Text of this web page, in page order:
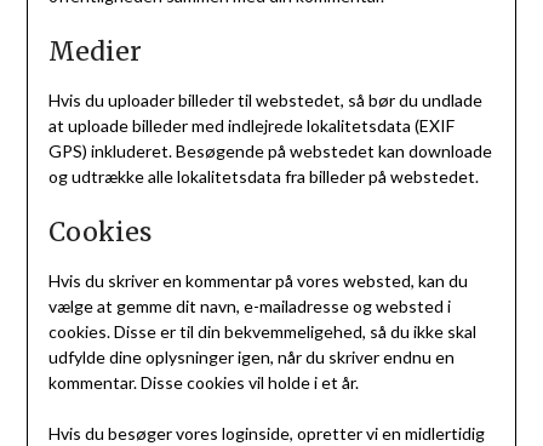
Medier
Hvis du uploader billeder til webstedet, så bør du undlade
at uploade billeder med indlejrede lokalitetsdata (EXIF
GPS) inkluderet. Besøgende på webstedet kan downloade
og udtrække alle lokalitetsdata fra billeder på webstedet.
Cookies
Hvis du skriver en kommentar på vores websted, kan du
vælge at gemme dit navn, e-mailadresse og websted i
cookies. Disse er til din bekvemmeligehed, så du ikke skal
udfylde dine oplysninger igen, når du skriver endnu en
kommentar. Disse cookies vil holde i et år.
Hvis du besøger vores loginside, opretter vi en midlertidig